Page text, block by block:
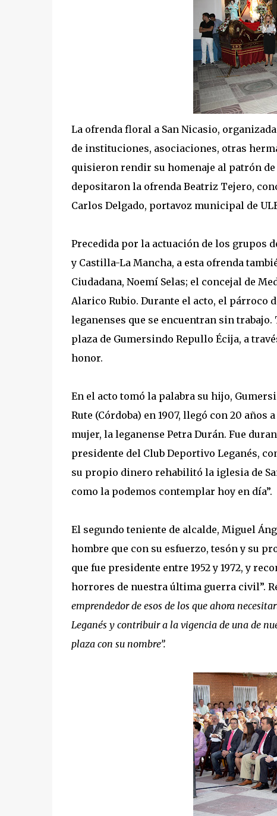
La ofrenda floral a San Nicasio,
de instituciones, asociaciones, otras
quisieron rendir su homenaje al patrón
depositaron la ofrenda Beatriz Tejero,
Carlos Delgado, portavoz municipal de
Precedida por la actuación de los grupos
y Castilla-La Mancha, a esta ofrenda
Ciudadana, Noemí Selas; el concejal de
Alarico Rubio. Durante el acto, el párroco
leganenses que se encuentran sin
plaza de Gumersindo Repullo Écija, a
honor.
En el acto tomó la palabra su hijo,
Rute (Córdoba) en 1907, llegó con 20
mujer, la leganense Petra Durán. Fue
presidente del Club Deportivo Leganés,
su propio dinero rehabilitó la iglesia de
como la podemos contemplar hoy en día”.
El segundo teniente de alcalde, Miguel
hombre que con su esfuerzo, tesón y su
que fue presidente entre 1952 y 1972, y
horrores de nuestra última guerra civil”.
emprendedor de esos de los que ahora
Leganés y contribuir a la vigencia de una de
plaza con su nombre”.